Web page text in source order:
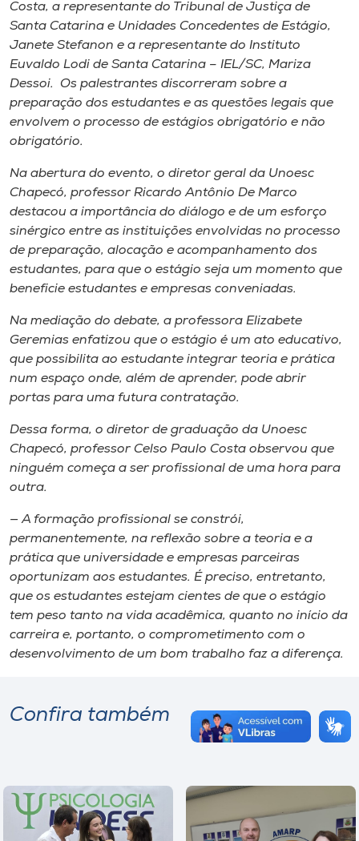
Costa, a representante do Tribunal de Justiça de
Santa Catarina e Unidades Concedentes de Estágio,
Janete Stefanon e a representante do Instituto
Euvaldo Lodi de Santa Catarina – IEL/SC, Mariza
Dessoi. Os palestrantes discorreram sobre a
preparação dos estudantes e as questões legais que
envolvem o processo de estágios obrigatório e não
obrigatório.
Na abertura do evento, o diretor geral da Unoesc
Chapecó, professor Ricardo Antônio De Marco
destacou a importância do diálogo e de um esforço
sinérgico entre as instituições envolvidas no processo
de preparação, alocação e acompanhamento dos
estudantes, para que o estágio seja um momento que
beneficie estudantes e empresas conveniadas.
Na mediação do debate, a professora Elizabete
Geremias enfatizou que o estágio é um ato educativo,
que possibilita ao estudante integrar teoria e prática
num espaço onde, além de aprender, pode abrir
portas para uma futura contratação.
Dessa forma, o diretor de graduação da Unoesc
Chapecó, professor Celso Paulo Costa observou que
ninguém começa a ser profissional de uma hora para
outra.
— A formação profissional se constrói,
permanentemente, na reflexão sobre a teoria e a
prática que universidade e empresas parceiras
oportunizam aos estudantes. É preciso, entretanto,
que os estudantes estejam cientes de que o estágio
tem peso tanto na vida acadêmica, quanto no início da
carreira e, portanto, o comprometimento com o
desenvolvimento de um bom trabalho faz a diferença.
Confira também